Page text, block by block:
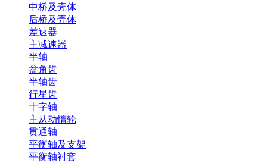
中桥及壳体
后桥及壳体
差速器
主减速器
半轴
盆角齿
半轴齿
行星齿
十字轴
主从动惰轮
贯通轴
平衡轴及支架
平衡轴衬套